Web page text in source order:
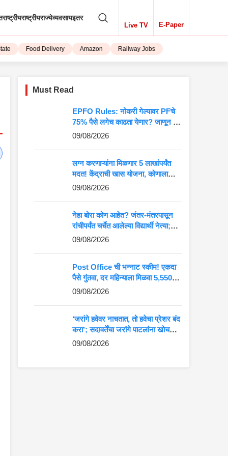
राष्ट्रीयराज्येव्यवसायइतर
Live TV E-Paper
Food Delivery Amazon Railway Jobs iPhone 15
Must Read
EPFO Rules: नोकरी गेल्यावर PFचे
75% पैसे लगेच काढता येणार? जाणून घ्या
संपूर्ण नियम
09/08/2026
लग्न करणाऱ्यांना मिळणार 5 लाखांपर्यंत
मदत! केंद्राची खास योजना, कोणाला
मिळणार लाभ?
09/08/2026
नेहा बोरा कोण आहेत? जंतर-मंतरपासून
रांचीपर्यंत चर्चेत आलेल्या विद्यार्थी नेत्या;
जाणून घ्या शिक्षण आणि राजकीय प्रवास
09/08/2026
Post Office ची भन्नाट स्कीम! एकदा
पैसे गुंतवा, दर महिन्याला मिळवा 5,550
रुपयांची कमाई
09/08/2026
‘जरांगे हवेवर नाचतात, तो हवेचा प्रेशर बंद
करा’; सदावर्तेंचा जरांगे पाटलांना खोचक
टोला
09/08/2026